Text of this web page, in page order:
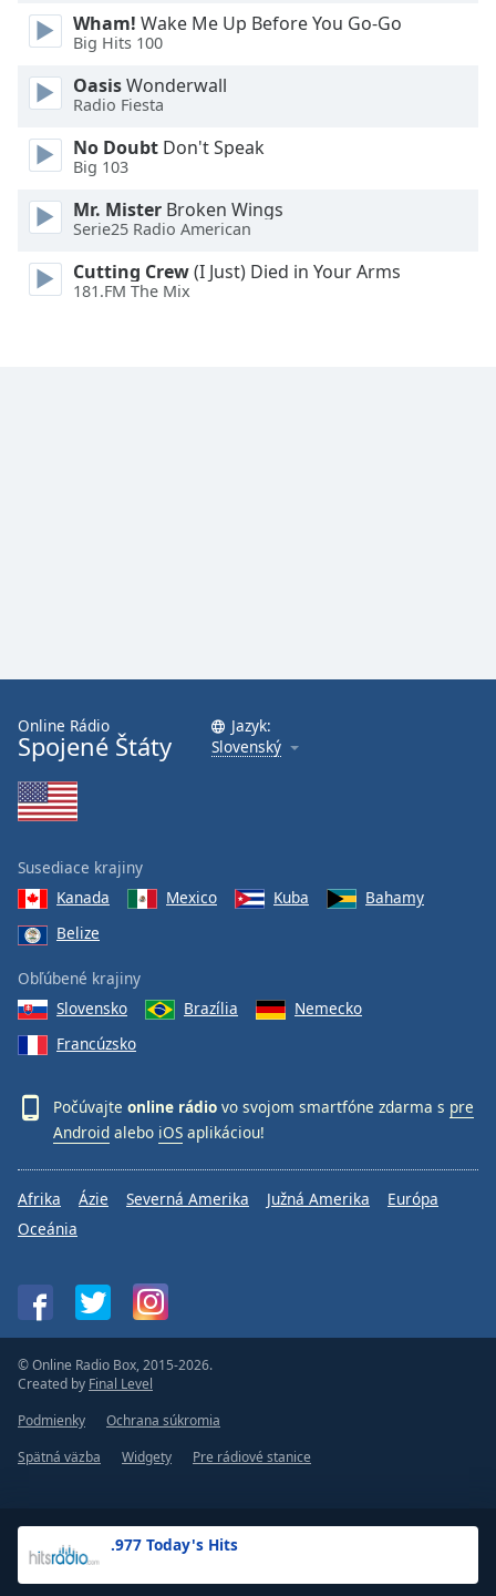
Text
Edge
Family
Reset
Close
Modal
Dialog
.977 Today's Hits
Wham! Wake Me Up Before You Go-Go
Big Hits 100
OasisWonderwall
Radio Fiesta
No Doubt Don't Speak
Big 103
Mr. Mister Broken Wings
Serie25 Radio American
Cutting Crew(I Just) Died in Your Arms
181.FM The Mix
Online Rádio
Spojené Štáty
Jazyk:
Slovenský
Susediace krajiny
Kanada
Mexico Kuba
Bahamy
Belize
Obľúbené krajiny
Slovensko
Brazília
Nemecko
Francúzsko
Počúvajte online rádio vo svojom smartfóne zdarma s pre
Android alebo iOS aplikáciou!
Afrika Ázie Severná Amerika Južná Amerika
Európa
Oceánia
© Online Radio Box, 2015-2026.
Created by Final Level
Podmienky
Ochrana súkromia
Spätná väzba
Widgety Pre rádiové stanice